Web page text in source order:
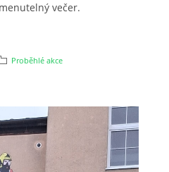
večer.
Proběhlé akce